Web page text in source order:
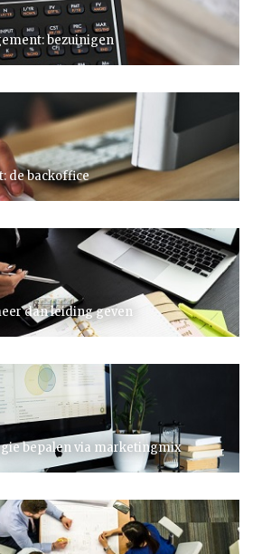
bezuinigen
de backoffice
dan leiding geven
bepalen via marketingmix